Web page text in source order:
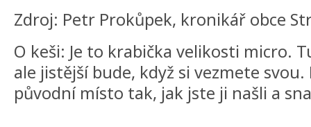
Zdroj: Petr Prokůpek, kronikář obce
O keši: Je to krabička velikosti micro.
ale jistější bude, když si vezmete
původní místo tak, jak jste ji našli a